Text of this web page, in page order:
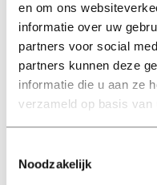
en om ons
informatie over uw
partners voor social
partners kunnen deze
informatie die u aan ze
verzameld op basis van
Noodzakelijk
18